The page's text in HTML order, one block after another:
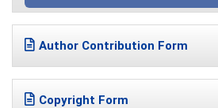
Author Contribution Form
Copyright Form